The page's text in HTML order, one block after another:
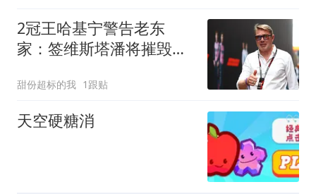
2冠王哈基宁警告老东
家：签维斯塔潘将摧毁团
甜份超标的我 1跟贴
天空硬糖消